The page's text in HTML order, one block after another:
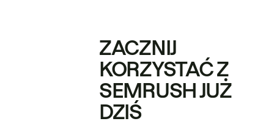
ZACZNIJ
KORZYSTAĆ Z
SEMRUSH JUŻ
DZIŚ